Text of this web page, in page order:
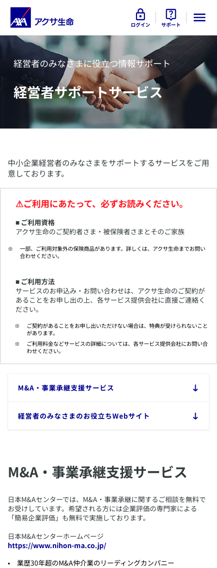
ログイン サポート
経営者のみなさまに役立つ情報サポート
経営者サポートサービス
​中小企業経営者のみなさまをサポートするサービスをご用
意しております。
⚠ご利用にあたって、必ずお読みください。
■ ご利用資格
アクサ生命のご契約者さま・被保険者さまとそのご家族
​一部、ご利用対象外の保険商品があります。詳しくは、アクサ生命までお問い
合わせください。
■ ご利用方法
サービスのお申込み・お問い合わせは、アクサ生命のご契約が
あることをお申し出の上、各サービス提供会社に直接ご連絡く
ださい。
​ご契約があることをお申し出いただけない場合は、特典が受けられないこと
があります。
​ご利用料金などサービスの詳細については、各サービス提供会社にお問い合
わせください。
​M&A・事業承継支援サービス
​経営者のみなさまのお役立ちWebサイト
M&A・事業承継支援サービス
​日本M&Aセンターでは、M&A・事業承継に関するご相談を無料で
お受けしています。希望される方には企業評価の専門家による
「簡易企業評価」も無料で実施しております。
日本M&Aセンターホームページ
https://www.nihon-ma.co.jp/
​業歴30年超のM&A仲介業のリーディングカンパニー